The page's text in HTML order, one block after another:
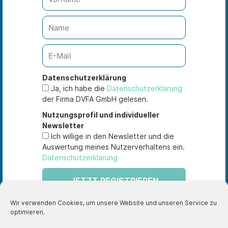
Wir verwenden Cookies, um unsere Website und unseren Service zu
optimieren.
Y
o
u
t
u
b
e
DVFA Akademie
Über uns
Programme
Aktuelles
Vertrag widerrufen
Datenschutz
Impressum
Datenschutz
Cookie-Richtlinie
(EU)
Stresemannallee 30
60596 Frankfurt am Main
Datenschutzerklärung
Ja, ich habe die Datenschutzerklärung
der Firma DVFA GmbH gelesen.
Nutzungsprofil und individueller
Newsletter
Ich willige in den Newsletter und die
Auswertung meines Nutzerverhaltens ein.
Datenschutzerklärung
JETZT REGISTRIEREN